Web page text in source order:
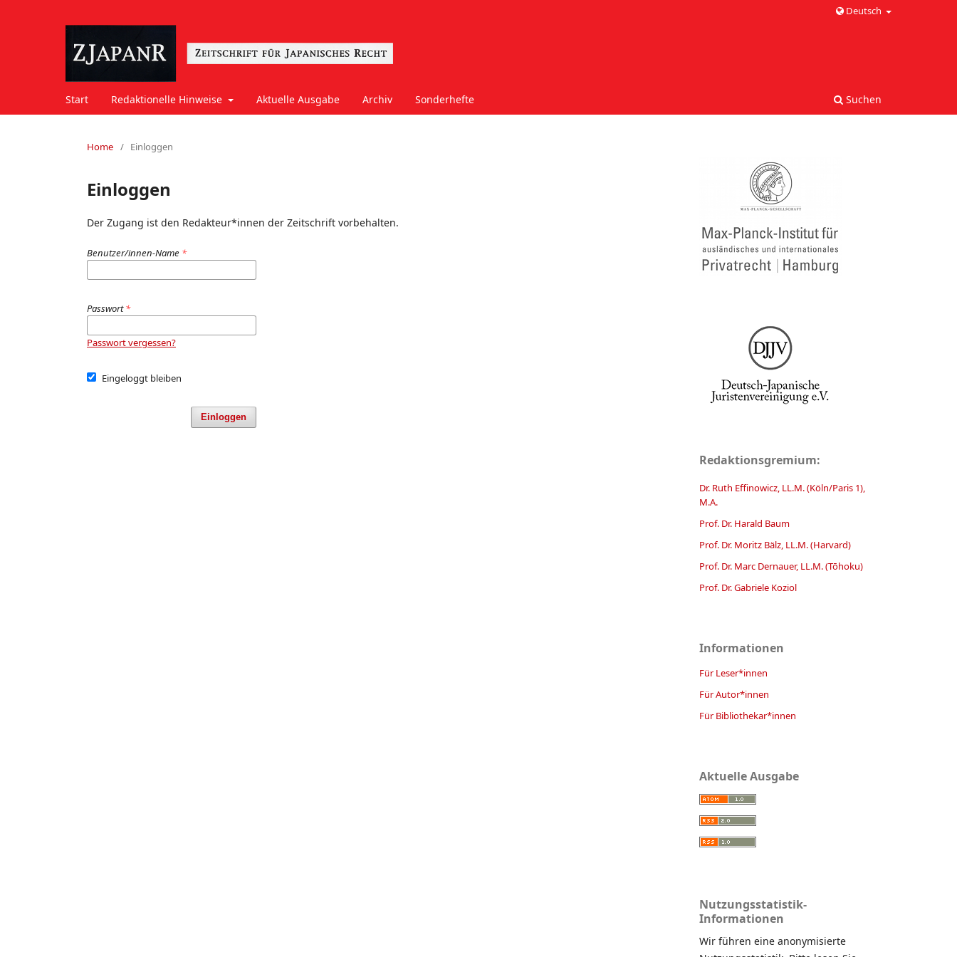
Start Redaktionelle Hinweise Aktuelle Ausgabe Archiv Sonderhefte Suchen
Deutsch
Home / Einloggen
Einloggen
Der Zugang ist den Redakteur*innen der Zeitschrift vorbehalten.
Benutzer/innen-Name *
Passwort*
Passwort vergessen?
Eingeloggt bleiben
Einloggen
Redaktionsgremium:
Dr. Ruth Effinowicz, LL.M. (Köln/Paris 1),
M.A.
Prof. Dr. Harald Baum
Prof. Dr. Moritz Bälz, LL.M. (Harvard)
Prof. Dr. Marc Dernauer, LL.M. (Tōhoku)
Prof. Dr. Gabriele Koziol
Informationen
Für Leser*innen
Für Autor*innen
Für Bibliothekar*innen
Aktuelle Ausgabe
Nutzungsstatistik-
Informationen
Wir führen eine anonymisierte